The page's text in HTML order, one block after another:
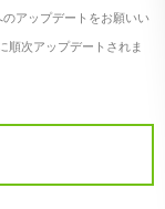
アップデートをお願いい
順次アップデートされま